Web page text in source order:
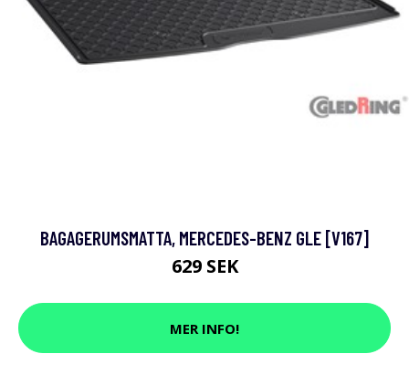
BAGAGERUMSMATTA, MERCEDES-BENZ GLE [V167]
629 SEK
MER INFO!